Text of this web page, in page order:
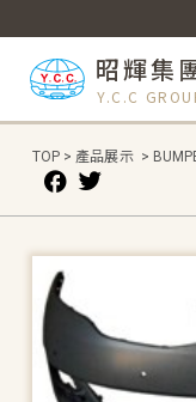
昭輝集
Y.C.C
TOP > 產品展示 >